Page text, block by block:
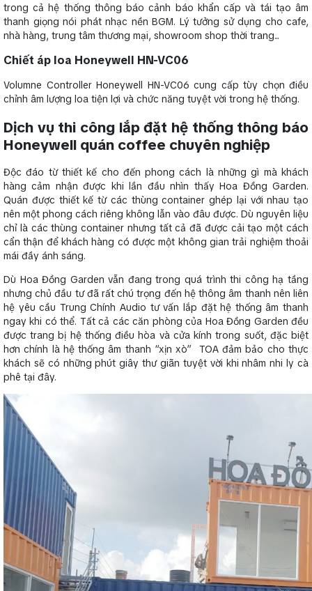
trong cả hệ thống thông báo cảnh báo khẩn cấp và tái tạo âm
thanh giọng nói phát nhạc nền BGM. Lý tưởng sử dụng cho cafe,
nhà hàng, trung tâm thương mại, showroom shop thời trang...
Chiết áp loa Honeywell HN-VC06
Volumne Controller Honeywell HN-VC06 cung cấp tùy chọn điều
chỉnh âm lượng loa tiện lợi và chức năng tuyệt vời trong hệ thống.
Dịch vụ thi công lắp đặt hệ thống thông báo
Honeywell quán coffee chuyên nghiệp
Độc đáo từ thiết kế cho đến phong cách là những gì mà khách
hàng cảm nhận được khi lần đầu nhìn thấy Hoa Đồng Garden.
Quán được thiết kế từ các thùng container ghép lại với nhau tạo
nên một phong cách riêng không lẫn vào đâu được. Dù nguyên liệu
chỉ là các thùng container nhưng tất cả đã được cải tạo một cách
cẩn thận để khách hàng có được một không gian trải nghiệm thoải
mái đầy ánh sáng.
Dù Hoa Đồng Garden vẫn đang trong quá trình thi công hạ tầng
nhưng chủ đầu tư đã rất chú trọng đến hệ thông âm thanh nên liên
hệ yêu cầu Trung Chính Audio tư vấn lắp đặt hệ thống âm thanh
ngay khi có thể. Tất cả các căn phòng của Hoa Đồng Garden đều
được trang bị hệ thống điều hòa và cửa kính trong suốt, đặc biệt
hơn chính là hệ thống âm thanh “xịn xò” TOA đảm bảo cho thực
khách sẽ có những phút giây thư giãn tuyệt vời khi nhâm nhi ly cà
phê tại đây.